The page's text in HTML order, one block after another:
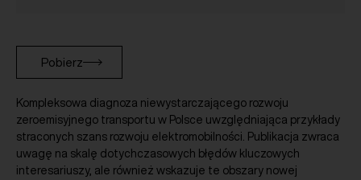
Pobierz
Kompleksowa diagnoza niewystarczającego rozwoju
zeroemisyjnego transportu w Polsce uwzględniająca przykłady
straconych szans rozwoju elektromobilności. Publikacja zwraca
uwagę na skalę dotychczasowych błędów kluczowych
interesariuszy, ale również wskazuje te obszary nowej